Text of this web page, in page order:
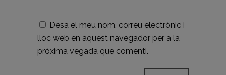
Desa el meu nom, correu electrònic i
lloc web en aquest navegador per a la
pròxima vegada que comenti.